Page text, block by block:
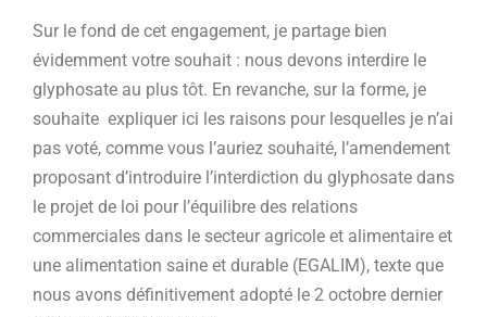
Sur le fond de cet engagement, je partage bien
évidemment votre souhait : nous devons interdire le
glyphosate au plus tôt. En revanche, sur la forme, je
souhaite expliquer ici les raisons pour lesquelles je n’ai
pas voté, comme vous l’auriez souhaité, l’amendement
proposant d’introduire l’interdiction du glyphosate dans
le projet de loi pour l’équilibre des relations
commerciales dans le secteur agricole et alimentaire et
une alimentation saine et durable (EGALIM), texte que
nous avons définitivement adopté le 2 octobre dernier